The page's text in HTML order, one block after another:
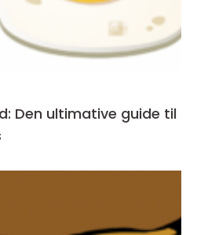
Den ultimative guide til